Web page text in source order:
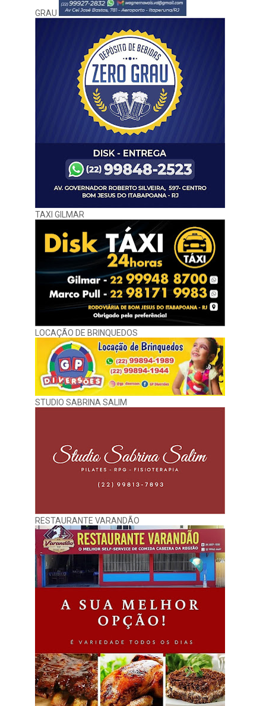
GRAU
TAXI GILMAR
LOCAÇÃO DE BRINQUEDOS
STUDIO SABRINA SALIM
RESTAURANTE VARANDÃO